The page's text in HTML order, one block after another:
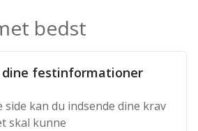
bedst
dine festinformationer
side kan du indsende dine krav
skal kunne